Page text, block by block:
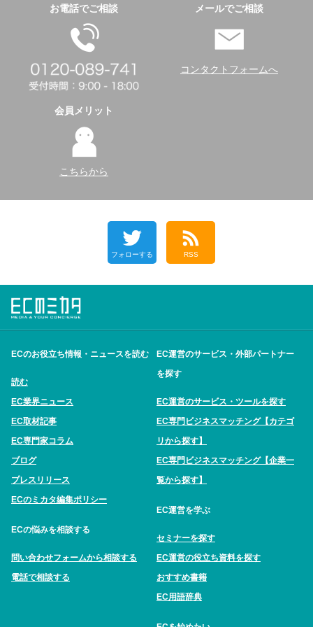
お電話でご相談 メールでご相談
コンタクトフォームへ
会員メリット
こちらから
フォローする RSS
ECのお役立ち情報・ニュースを読む
読む
EC業界ニュース
EC取材記事
EC専門家コラム
ブログ
プレスリリース
ECのミカタ編集ポリシー
ECの悩みを相談する
問い合わせフォームから相談する
電話で相談する
EC運営のサービス・外部パートナー
を探す
EC運営のサービス・ツールを探す
EC専門ビジネスマッチング【カテゴ
リから探す】
EC専門ビジネスマッチング【企業一
覧から探す】
EC運営を学ぶ
セミナーを探す
EC運営の役立ち資料を探す
おすすめ書籍
EC用語辞典